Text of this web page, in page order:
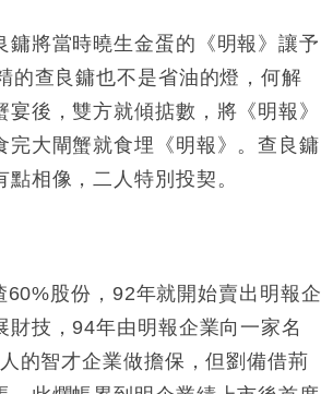
將當時曉生金蛋的《明報》讓予
的查良鏞也不是省油的燈，何解
後，雙方就傾掂數，將《明報》
大閘蟹就食埋《明報》。查良鏞
相像，二人特別投契。
股份，92年就開始賣出明報企
技，94年由明報企業向一家名
的智才企業做擔保，但劉備借荊